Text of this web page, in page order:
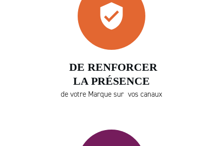
DE RENFORCER
LA PRÉSENCE
de votre Marque sur vos canaux